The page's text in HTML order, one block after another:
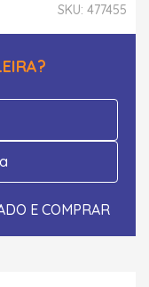
SKU: 477455
E COMPRAR